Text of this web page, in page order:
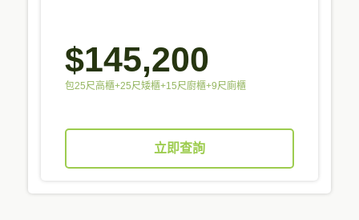
$145,200
包25尺高櫃+25尺矮櫃+15尺廚櫃+9尺廁櫃
立即查詢